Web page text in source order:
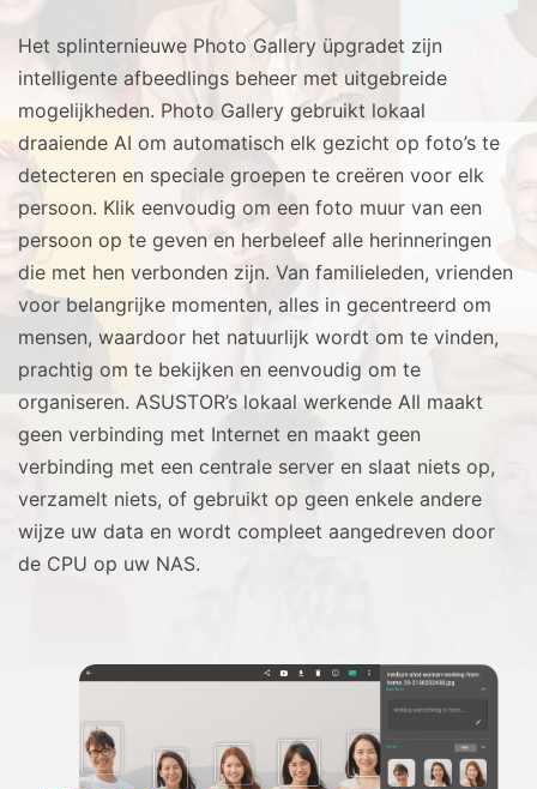
Het splinternieuwe Photo Gallery üpgradet zijn
intelligente afbeedlings beheer met uitgebreide
mogelijkheden. Photo Gallery gebruikt lokaal
draaiende AI om automatisch elk gezicht op foto’s te
detecteren en speciale groepen te creëren voor elk
persoon. Klik eenvoudig om een foto muur van een
persoon op te geven en herbeleef alle herinneringen
die met hen verbonden zijn. Van familieleden, vrienden
voor belangrijke momenten, alles in gecentreerd om
mensen, waardoor het natuurlijk wordt om te vinden,
prachtig om te bekijken en eenvoudig om te
organiseren. ASUSTOR’s lokaal werkende AIl maakt
geen verbinding met Internet en maakt geen
verbinding met een centrale server en slaat niets op,
verzamelt niets, of gebruikt op geen enkele andere
wijze uw data en wordt compleet aangedreven door
de CPU op uw NAS.